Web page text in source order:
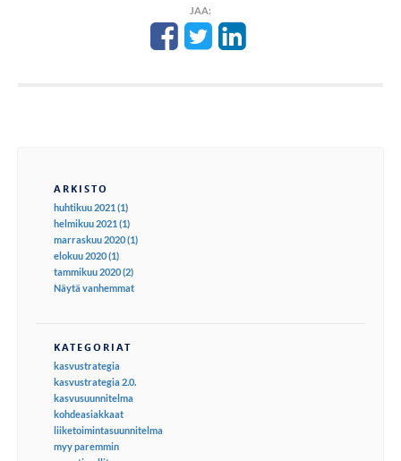
JAA:
ARKISTO
huhtikuu 2021 (1)
helmikuu 2021 (1)
marraskuu 2020 (1)
elokuu 2020 (1)
tammikuu 2020 (2)
Näytä vanhemmat
KATEGORIAT
kasvustrategia
kasvustrategia 2.0.
kasvusuunnitelma
kohdeasiakkaat
liiketoimintasuunnitelma
myy paremmin